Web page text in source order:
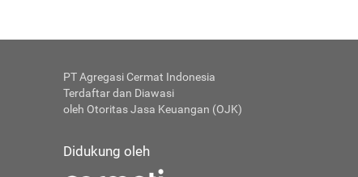
PT Agregasi Cermat Indonesia
Terdaftar dan Diawasi
oleh Otoritas Jasa Keuangan (OJK)
Didukung oleh